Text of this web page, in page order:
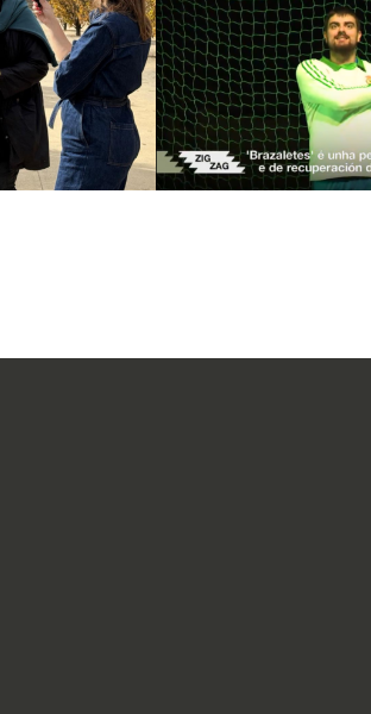
de
Estrategia
Campañas